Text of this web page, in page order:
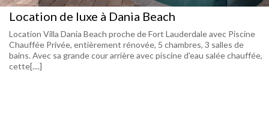
Location de luxe à Dania Beach
Location Villa Dania Beach proche de Fort Lauderdale avec Piscine
Chauffée Privée, entièrement rénovée, 5 chambres, 3 salles de
bains. Avec sa grande cour arrière avec piscine d'eau salée chauffée,
cette[....]